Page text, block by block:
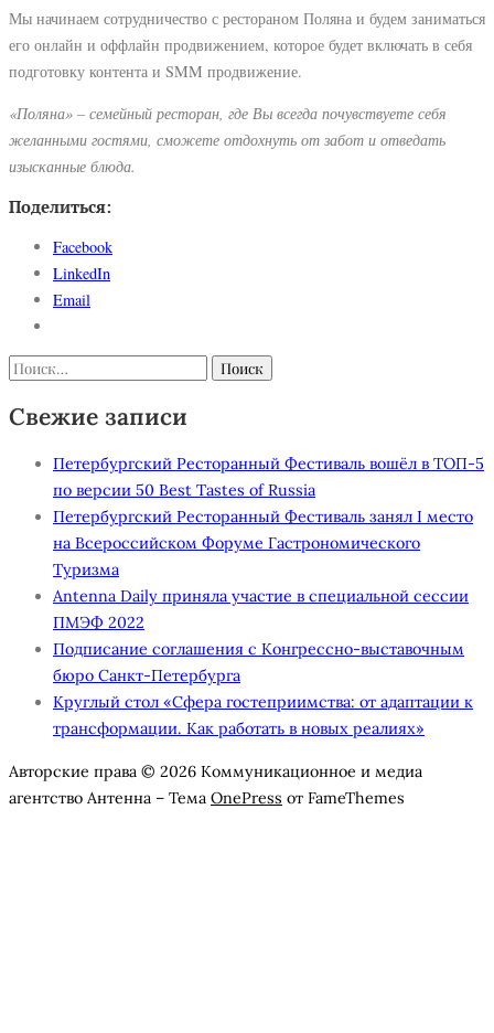
Мы начинаем сотрудничество с рестораном Поляна и будем заниматься
его онлайн и оффлайн продвижением, которое будет включать в себя
подготовку контента и SMM продвижение.
«Поляна» – семейный ресторан, где Вы всегда почувствуете себя
желанными гостями, сможете отдохнуть от забот и отведать
изысканные блюда.
Поделиться:
Facebook
LinkedIn
Email
Найти:
Свежие записи
Петербургский Ресторанный Фестиваль вошёл в ТОП-5
по версии 50 Best Tastes of Russia
Петербургский Ресторанный Фестиваль занял I место
на Всероссийском Форуме Гастрономического
Туризма
Antenna Daily приняла участие в специальной сессии
ПМЭФ 2022
Подписание соглашения с Конгрессно-выставочным
бюро Санкт-Петербурга
Круглый стол «Сфера гостеприимства: от адаптации к
трансформации. Как работать в новых реалиях»
Авторские права © 2026 Коммуникационное и медиа
агентство Антенна – Тема OnePress от FameThemes